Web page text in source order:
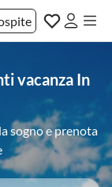
vacanza In
sogno e prenota